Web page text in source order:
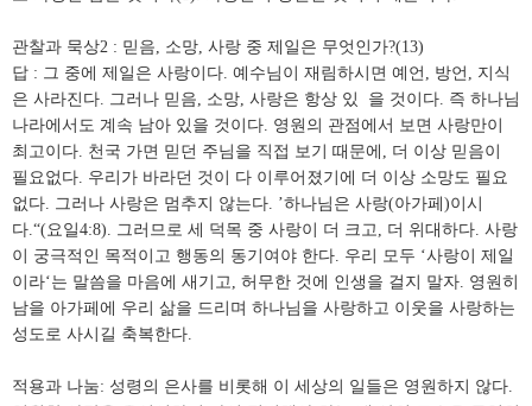
관찰과 묵상2 : 믿음, 소망, 사랑 중 제일은 무엇인가?(13)
답 : 그 중에 제일은 사랑이다. 예수님이 재림하시면 예언, 방언, 지식
은 사라진다. 그러나 믿음, 소망, 사랑은 항상 있 을 것이다. 즉 하나님
나라에서도 계속 남아 있을 것이다. 영원의 관점에서 보면 사랑만이
최고이다. 천국 가면 믿던 주님을 직접 보기 때문에, 더 이상 믿음이
필요없다. 우리가 바라던 것이 다 이루어졌기에 더 이상 소망도 필요
없다. 그러나 사랑은 멈추지 않는다. ’하나님은 사랑(아가페)이시
다.“(요일4:8). 그러므로 세 덕목 중 사랑이 더 크고, 더 위대하다. 사랑
이 궁극적인 목적이고 행동의 동기여야 한다. 우리 모두 ‘사랑이 제일
이라‘는 말씀을 마음에 새기고, 허무한 것에 인생을 걸지 말자. 영원히
남을 아가페에 우리 삶을 드리며 하나님을 사랑하고 이웃을 사랑하는
성도로 사시길 축복한다.
적용과 나눔: 성령의 은사를 비롯해 이 세상의 일들은 영원하지 않다.